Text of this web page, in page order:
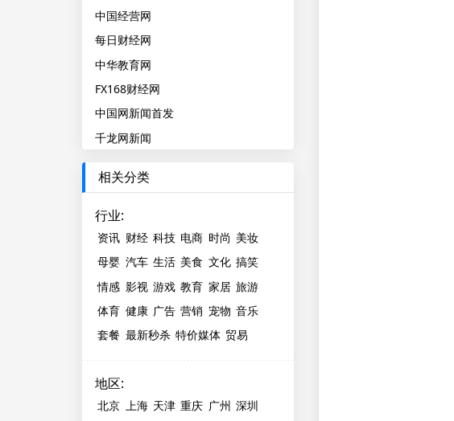
中国经营网
每日财经网
中华教育网
FX168财经网
中国网新闻首发
千龙网新闻
相关分类
行业:
资讯 财经 科技 电商 时尚 美妆
母婴 汽车 生活 美食 文化 搞笑
情感 影视 游戏 教育 家居 旅游
体育 健康 广告 营销 宠物 音乐
套餐 最新秒杀 特价媒体 贸易
地区:
北京 上海 天津 重庆 广州 深圳